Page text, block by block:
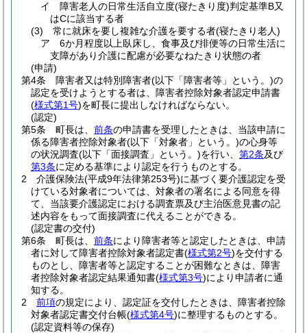
イ
障害老人の日常生活自立度(寝たきり度)判定基準B又
はCに該当する者
(3)
常に就床を要し複雑な介護を要する者(寝たきり老人)
ア
6か月程度以上臥床し、食事及び排便等の日常生活に
支障があり介護に配慮が必要なねたきり状態の者
(申請)
第4条
障害者又は特別障害者(以下「障害者等」という。)の
認定を受けようとする者は、障害者控除対象者認定申請書
(様式第1号)を町長に提出しなければならない。
(認定)
第5条
町長は、 前条の申請書を受理したときは、当該申請に
係る障害者控除対象者(以下「対象者」という。)の心身等
の状況調査(以下「面接調査」という。)を行い、 第2条及び
第3条に定める基準により認定を行うものとする。
2
介護保険法(平成9年法律第253号)に基づく要介護認定を受
けている対象者については、対象者の署名による同意を得
て、当該要介護認定における調査票及び主治医意見書の記
述内容をもって面接調査に代えることができる。
(認定書の交付)
第6条
町長は、 前条により障害者等と認定したときは、申請
者に対して障害者控除対象者認定書(様式第2号)を交付する
ものとし、障害者等と認定することが困難なときは、障害
者控除対象者認定結果通知書(様式第3号)により申請者に通
知する。
2
前項の規定により、認定証を交付したときは、障害者控除
対象者認定書交付台帳(様式第4号)に整理するものとする。
(認定資料等の保存)